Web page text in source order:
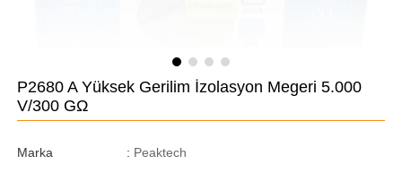
P2680 A Yüksek Gerilim İzolasyon Megeri 5.000
V/300 GΩ
Marka : Peaktech